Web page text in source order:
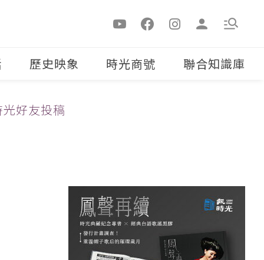
歷史映象 時光商號 聯合知識庫
光好友投稿